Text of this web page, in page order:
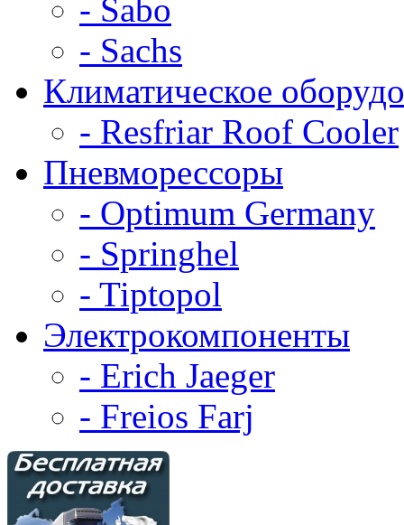
- Sabo
- Sachs
Климатическое
- Resfriar Roof Cooler
Пневморессоры
- Optimum Germany
- Springhel
- Tiptopol
Электрокомпоненты
- Erich Jaeger
- Freios Farj